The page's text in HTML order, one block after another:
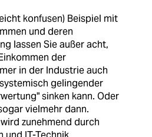
konfusen) Beispiel mit
und deren
lassen Sie außer acht,
der
in der Industrie auch
gelingender
sinken kann. Oder
vielmehr dann.
zunehmend durch